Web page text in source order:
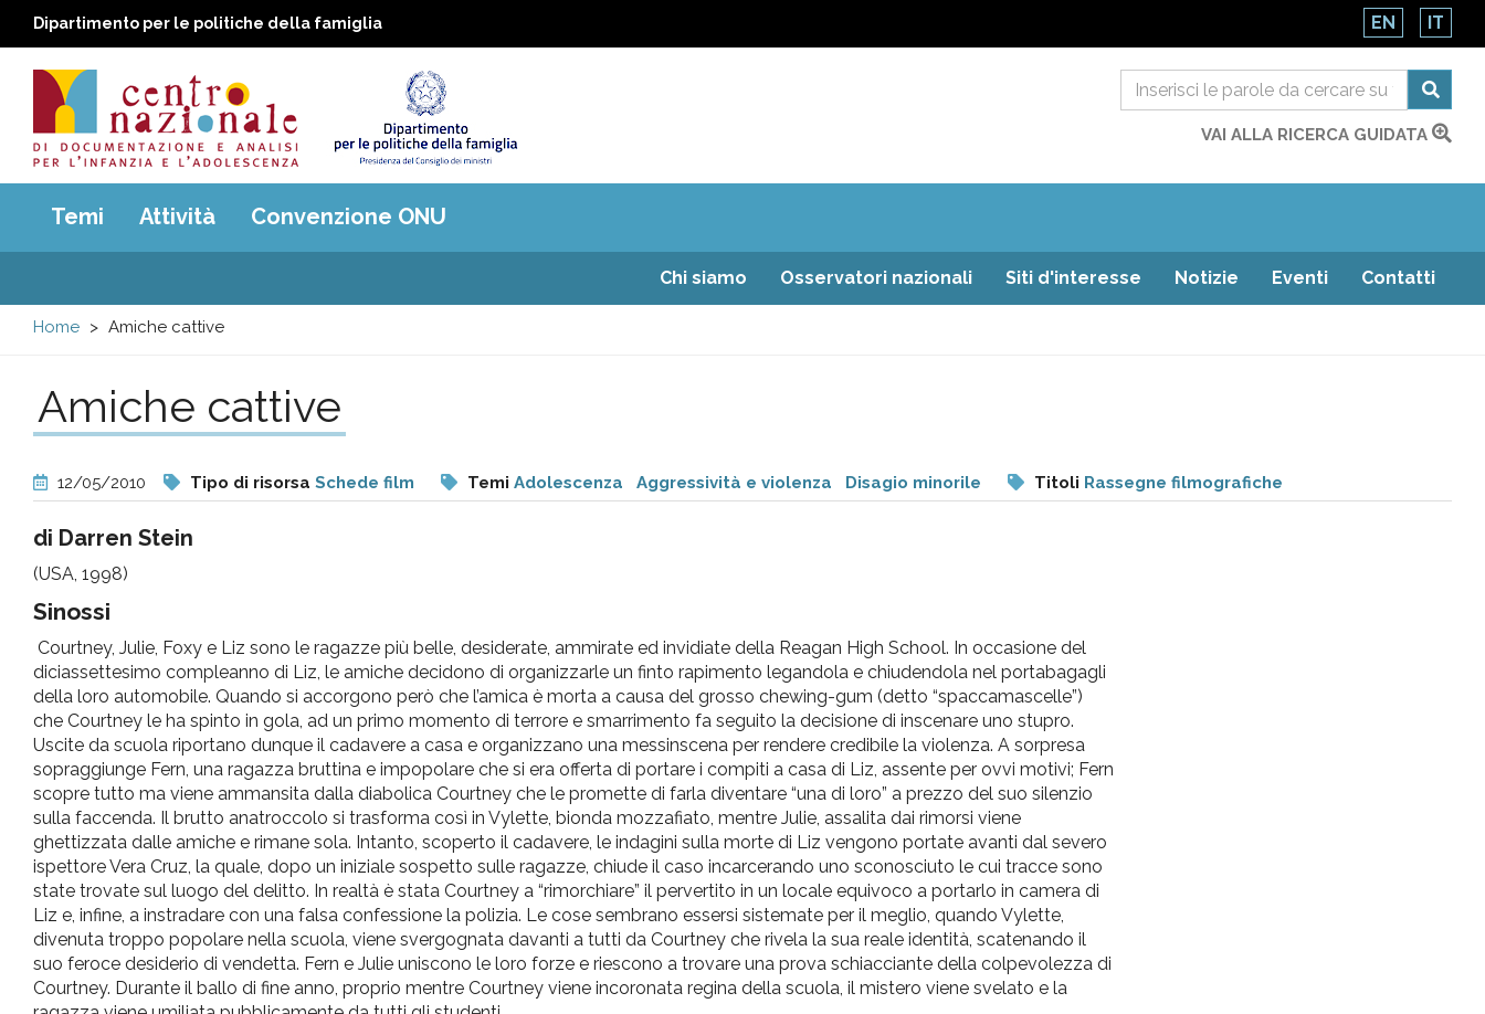
Dipartimento per le politiche della famiglia EN IT
Centro
nazionale
di
e
analisi
pr
l'infanzia
e
l'adolescenza
VAI ALLA RICERCA GUIDATA
Main
menu
Temi Attività Convenzione ONU
Chi siamo Osservatori nazionali Siti d'interesse Notizie Eventi Contatti
Home Amiche cattive
Amiche cattive
12/05/2010 Tipo di risorsa Schede film Temi Adolescenza Aggressività e violenza Disagio minorile Titoli Rassegne filmografiche
di Darren Stein
(USA, 1998)
Sinossi
Courtney, Julie, Foxy e Liz sono le ragazze più belle, desiderate, ammirate ed invidiate della Reagan High School. In occasione del
diciassettesimo compleanno di Liz, le amiche decidono di organizzarle un finto rapimento legandola e chiudendola nel portabagagli
della loro automobile. Quando si accorgono però che l’amica è morta a causa del grosso chewing-gum (detto “spaccamascelle”)
che Courtney le ha spinto in gola, ad un primo momento di terrore e smarrimento fa seguito la decisione di inscenare uno stupro.
Uscite da scuola riportano dunque il cadavere a casa e organizzano una messinscena per rendere credibile la violenza. A sorpresa
sopraggiunge Fern, una ragazza bruttina e impopolare che si era offerta di portare i compiti a casa di Liz, assente per ovvi motivi; Fern
scopre tutto ma viene ammansita dalla diabolica Courtney che le promette di farla diventare “una di loro” a prezzo del suo silenzio
sulla faccenda. Il brutto anatroccolo si trasforma così in Vylette, bionda mozzafiato, mentre Julie, assalita dai rimorsi viene
ghettizzata dalle amiche e rimane sola. Intanto, scoperto il cadavere, le indagini sulla morte di Liz vengono portate avanti dal severo
ispettore Vera Cruz, la quale, dopo un iniziale sospetto sulle ragazze, chiude il caso incarcerando uno sconosciuto le cui tracce sono
state trovate sul luogo del delitto. In realtà è stata Courtney a “rimorchiare” il pervertito in un locale equivoco a portarlo in camera di
Liz e, infine, a instradare con una falsa confessione la polizia. Le cose sembrano essersi sistemate per il meglio, quando Vylette,
divenuta troppo popolare nella scuola, viene svergognata davanti a tutti da Courtney che rivela la sua reale identità, scatenando il
suo feroce desiderio di vendetta. Fern e Julie uniscono le loro forze e riescono a trovare una prova schiacciante della colpevolezza di
Courtney. Durante il ballo di fine anno, proprio mentre Courtney viene incoronata regina della scuola, il mistero viene svelato e la